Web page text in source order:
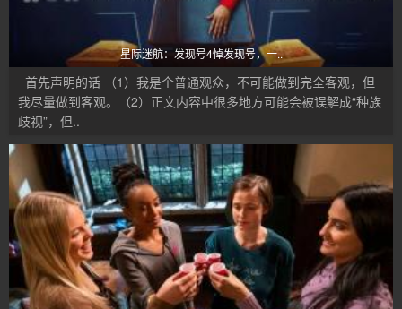
星际迷航：发现号4悼发现号，一..
首先声明的话 （1）我是个普通观众，不可能做到完全客观，但
我尽量做到客观。（2）正文内容中很多地方可能会被误解成“种族
歧视”，但..